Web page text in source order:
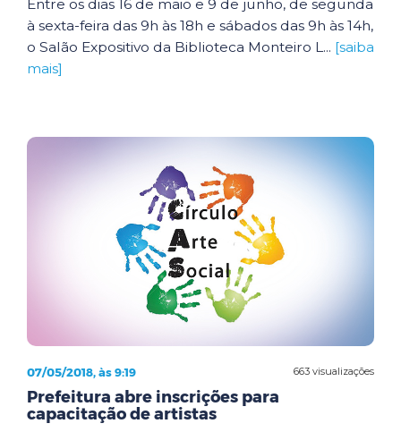
Entre os dias 16 de maio e 9 de junho, de segunda
à sexta-feira das 9h às 18h e sábados das 9h às 14h,
o Salão Expositivo da Biblioteca Monteiro L... [saiba
mais]
663 visualizações
07/05/2018, às 9:19
Prefeitura abre inscrições para
capacitação de artistas